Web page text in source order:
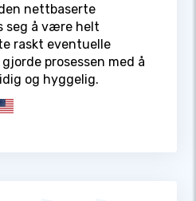
nettbaserte
seg å være helt
raskt eventuelle
prosessen med å
og hyggelig.